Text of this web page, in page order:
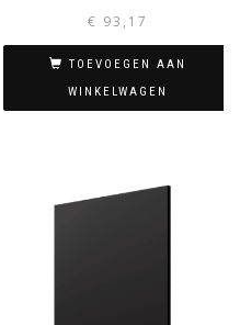
€ 93,17
TOEVOEGEN AAN
WINKELWAGEN